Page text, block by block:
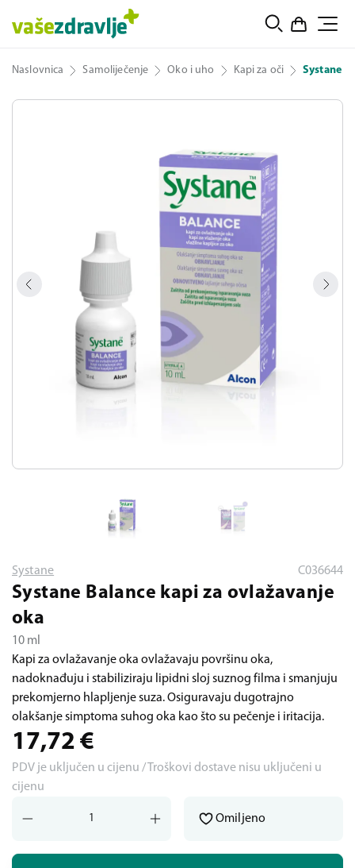
Naslovnica Samoliječenje Oko i uho Kapi za oči Systane
Systane C036644
Systane Balance kapi za ovlažavanje
oka
10 ml
Kapi za ovlažavanje oka ovlažavaju površinu oka,
nadoknađuju i stabiliziraju lipidni sloj suznog filma i smanjuju
prekomjerno hlapljenje suza. Osiguravaju dugotrajno
olakšanje simptoma suhog oka kao što su pečenje i iritacija.
17,72 €
PDV je uključen u cijenu / Troškovi dostave nisu uključeni u
cijenu
Omiljeno